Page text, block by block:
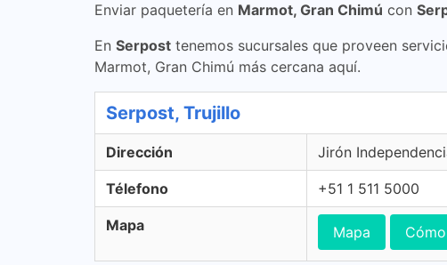
Enviar paquetería en Marmot, Gran Chimú con
En Serpost tenemos sucursales que proveen
Marmot, Gran Chimú más cercana aquí.
Serpost, Trujillo
Dirección Jirón
Télefono +51 1 511 5000
Mapa Mapa